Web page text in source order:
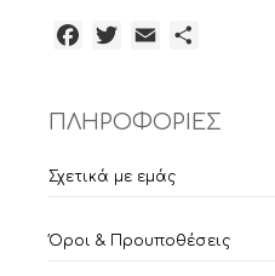
Facebook
TwitterEmail
ΠΛΗΡΟΦΟΡΙΕΣ
Σχετικά με εμάς
Όροι & Προυποθέσεις